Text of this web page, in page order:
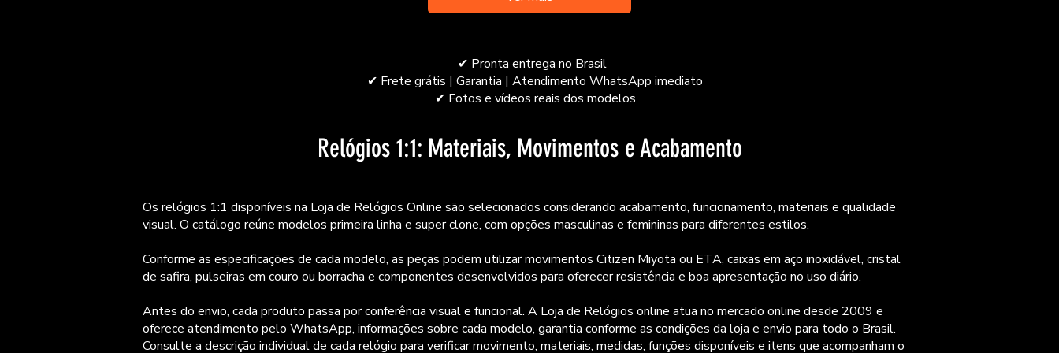
​✔ Pronta entrega no Brasil
✔ Frete grátis | Garantia | Atendimento WhatsApp imediato
✔ Fotos e vídeos reais dos modelos
Relógios 1:1: Materiais, Movimentos e Acabamento
Os relógios 1:1 disponíveis na Loja de Relógios Online são selecionados considerando acabamento, funcionamento, materiais e qualidade
visual. O catálogo reúne modelos primeira linha e super clone, com opções masculinas e femininas para diferentes estilos.
Conforme as especificações de cada modelo, as peças podem utilizar movimentos Citizen Miyota ou ETA, caixas em aço inoxidável, cristal
de safira, pulseiras em couro ou borracha e componentes desenvolvidos para oferecer resistência e boa apresentação no uso diário.
Antes do envio, cada produto passa por conferência visual e funcional. A Loja de Relógios online atua no mercado online desde 2009 e
oferece atendimento pelo WhatsApp, informações sobre cada modelo, garantia conforme as condições da loja e envio para todo o Brasil.
Consulte a descrição individual de cada relógio para verificar movimento, materiais, medidas, funções disponíveis e itens que acompanham o